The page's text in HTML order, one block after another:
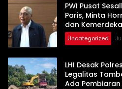
PWI Pusat
Paris, Minta
dan
Uncategorized
LHI Desak
Legalitas
Ada Pembiaran